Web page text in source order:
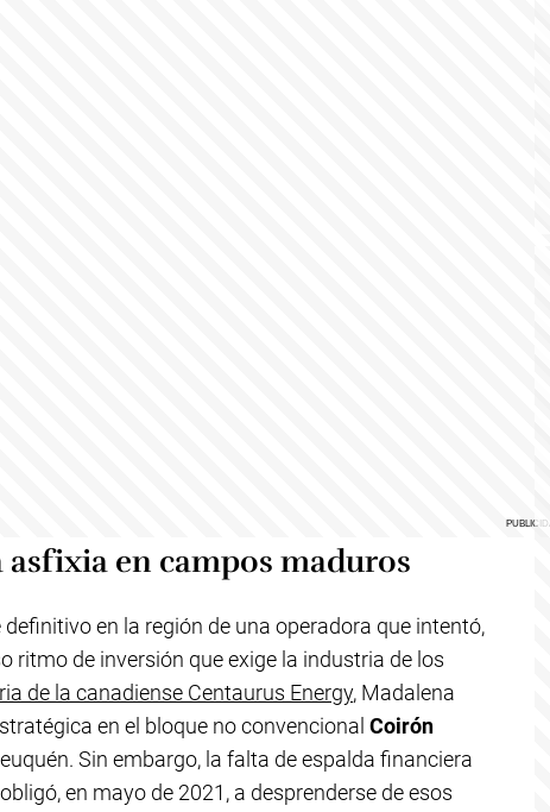
asfixia en campos maduros
en la región de una operadora que intentó,
ritmo de inversión que exige la industria de los
de la canadiense Centaurus Energy, Madalena
en el bloque no convencional Coirón
Sin embargo, la falta de espalda financiera
en mayo de 2021, a desprenderse de esos